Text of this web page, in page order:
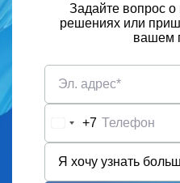
Задайте вопрос о
решениях или
вашем
Russia
+7
+7